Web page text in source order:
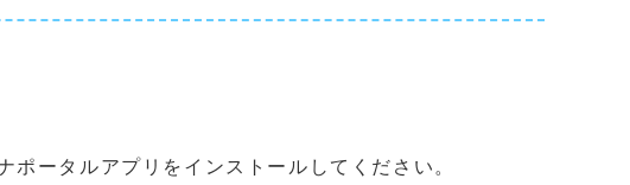
ータルアプリをインストールしてください。